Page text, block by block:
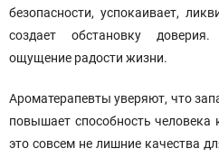
безопасности, успокаивает,
создает обстановку
ощущение радости жизни.
Ароматерапевты уверяют, что
повышает способность человека
это совсем не лишние качества